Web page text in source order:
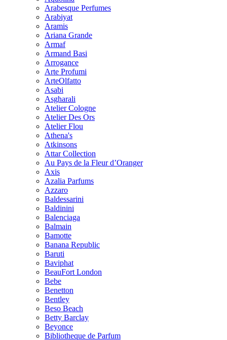
Arabesque Perfumes
Arabiyat
Aramis
Ariana Grande
Armaf
Armand Basi
Arrogance
Arte Profumi
ArteOlfatto
Asabi
Asgharali
Atelier Cologne
Atelier Des Ors
Atelier Flou
Athena's
Atkinsons
Attar Collection
Au Pays de la Fleur d’Oranger
Axis
Azalia Parfums
Azzaro
Baldessarini
Baldinini
Balenciaga
Balmain
Bamotte
Banana Republic
Baruti
Baviphat
BeauFort London
Bebe
Benetton
Bentley
Beso Beach
Betty Barclay
Beyonce
Bibliotheque de Parfum